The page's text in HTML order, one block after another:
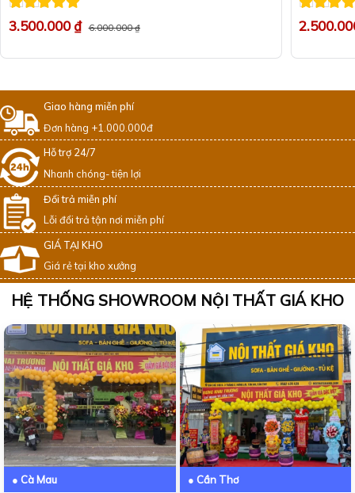
Được xếp
hạng55 sao
3.500.000₫ 6.000.000₫
Được xếp
hạng55
Giao hàng miễn phí
Đơn hàng +1.000.000đ
Hỗ trợ 24/7
Nhanh chóng- tiện lợi
Đổi trả miễn phí
Lỗi đổi trả tận nơi miễn phí
GIÁ TẠI KHO
Giá rẻ tại kho xưởng
HỆ THỐNG SHOWROOM NỘI THẤT GIÁ KHO
● Cà Mau ● Cần Thơ